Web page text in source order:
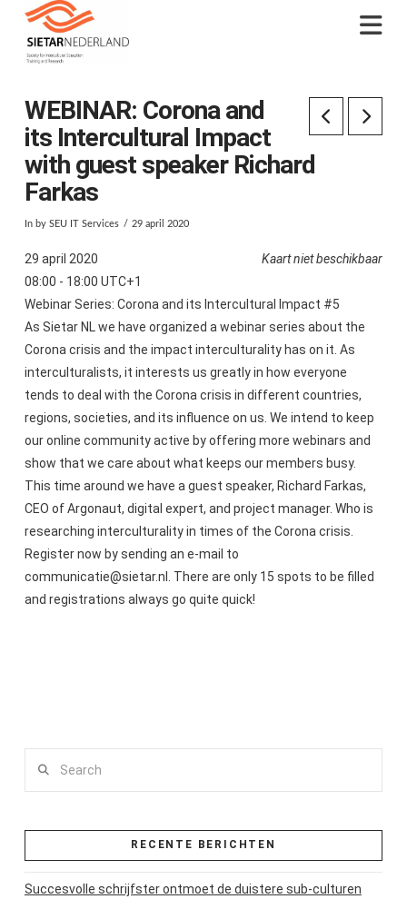
WEBINAR: Corona and
its Intercultural Impact
with guest speaker Richard
Farkas
In by SEU IT Services 29 april 2020
Kaart niet beschikbaar
29 april 2020
08:00 - 18:00 UTC+1
Webinar Series: Corona and its Intercultural Impact #5
As Sietar NL we have organized a webinar series about the
Corona crisis and the impact interculturality has on it. As
interculturalists, it interests us greatly in how everyone
tends to deal with the Corona crisis in different countries,
regions, societies, and its influence on us. We intend to keep
our online community active by offering more webinars and
show that we care about what keeps our members busy.
This time around we have a guest speaker, Richard Farkas,
CEO of Argonaut, digital expert, and project manager. Who is
researching interculturality in times of the Corona crisis.
Register now by sending an e-mail to
communicatie@sietar.nl. There are only 15 spots to be filled
and registrations always go quite quick!
RECENTE BERICHTEN
Succesvolle schrijfster ontmoet de duistere sub-culturen